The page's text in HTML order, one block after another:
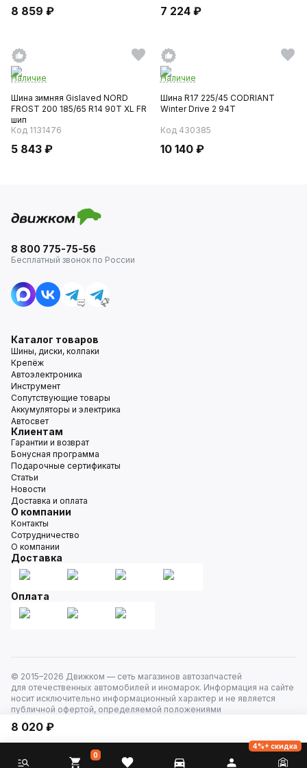
8 859 ₽ 7 224 ₽
Наличие
Шина зимняя Gislaved NORD
FROST 200 185/65 R14 90T XL FR
шип
Код 1131476
5 843 ₽
Наличие
Шина R17 225/45 CODRIANT
Winter Drive 2 94T
Код 430385
10 140 ₽
8 020 ₽
8 800 775-75-56
Бесплатный звонок по России
Каталог товаров
Шины, диски, колпаки
Крепёж
Автоэлектроника
Инструмент
Сопутствующие товары
Аккумуляторы и электрика
Автосвет
Клиентам
Гарантии и возврат
Бонусная программа
Подарочные сертификаты
Статьи
Новости
Доставка и оплата
О компании
Контакты
Сотрудничество
О компании
Доставка
Оплата
© 2015–2026 Движком — сеть магазинов автозапчастей
для отечественных автомобилей и иномарок. Информация на сайте
носит исключительно информационный характер и не является
публичной офертой, определяемой положениями
0
4%+ скидка